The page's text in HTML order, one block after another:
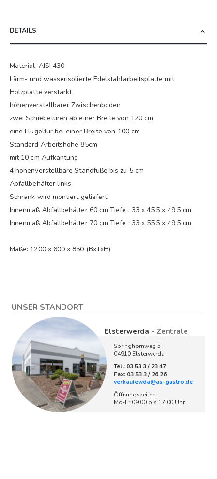
DETAILS
Material: AISI 430
Lärm- und wasserisolierte Edelstahlarbeitsplatte mit
Holzplatte verstärkt
höhenverstellbarer Zwischenboden
zwei Schiebetüren ab einer Breite von 120 cm
eine Flügeltür bei einer Breite von 100 cm
Standard Arbeitshöhe 85cm
mit 10 cm Aufkantung
4 höhenverstellbare Standfüße bis zu 5 cm
Abfallbehälter links
Schrank wird montiert geliefert
Innenmaß Abfallbehälter 60 cm Tiefe : 33 x 45,5 x 49,5 cm
Innenmaß Abfallbehälter 70 cm Tiefe : 33 x 55,5 x 49,5 cm
Maße: 1200 x 600 x 850 (BxTxH)
UNSER STANDORT
Elsterwerda - Zentrale
Springhornweg 5
04910 Elsterwerda
Tel.: 03 53 3 / 23 47
Fax: 03 53 3 / 26 26
verkaufewda@as-gastro.de
Öffnungszeiten:
Mo-Fr 09:00 bis 17:00 Uhr